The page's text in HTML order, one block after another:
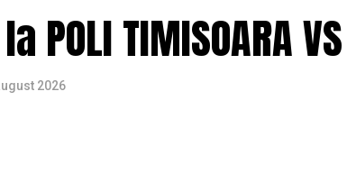
TIMISOARA VS
2026